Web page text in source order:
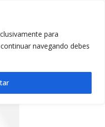
para
navegando debes
Check-1